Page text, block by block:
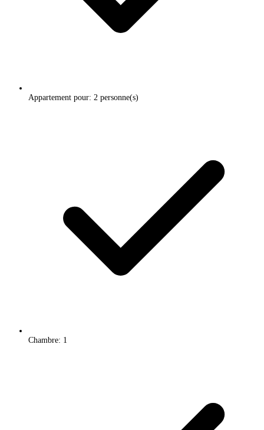
Appartement pour: 2 personne(s)
Chambre: 1